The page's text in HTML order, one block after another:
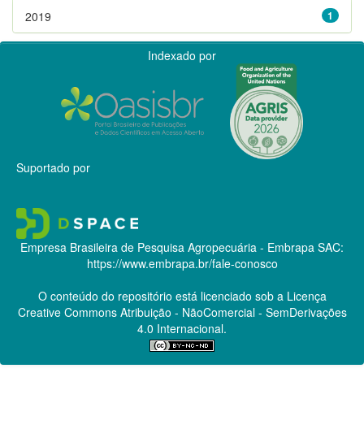
1
2019
Indexado por
Suportado por
Empresa Brasileira de Pesquisa Agropecuária - Embrapa SAC:
https://www.embrapa.br/fale-conosco
O conteúdo do repositório está licenciado sob a Licença
Creative CommonsAtribuição - NãoComercial - SemDerivações
4.0 Internacional.